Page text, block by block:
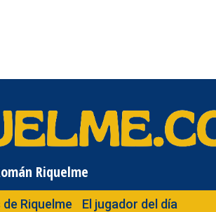
Riquelme
Riquelme El jugador del día